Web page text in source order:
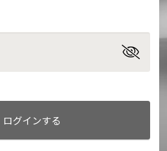
ログインする